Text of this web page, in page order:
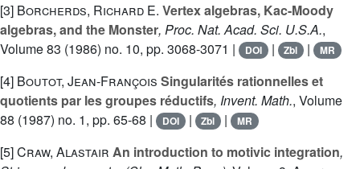
[3] Borcherds, Richard E. Vertex algebras, Kac-Moody
algebras, and the Monster, Proc. Nat. Acad. Sci. U.S.A.,
Volume 83 (1986) no. 10, pp. 3068-3071 | DOI | Zbl | MR
[4] Boutot, Jean-François Singularités rationnelles et
quotients par les groupes réductifs, Invent. Math., Volume
88 (1987) no. 1, pp. 65-68 | DOI | Zbl | MR
[5]Craw, Alastair An introduction to motivic integration,